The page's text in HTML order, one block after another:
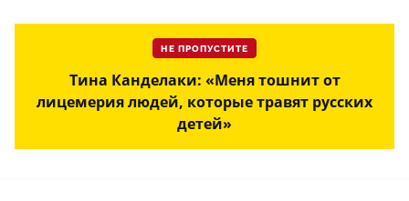
НЕ ПРОПУСТИТЕ
Тина Канделаки: «Меня тошнит от
лицемерия людей, которые травят русских
детей»